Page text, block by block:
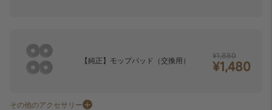
【純正】モップパッド（交換用）
¥1,880
¥1,480
その他のアクセサリー